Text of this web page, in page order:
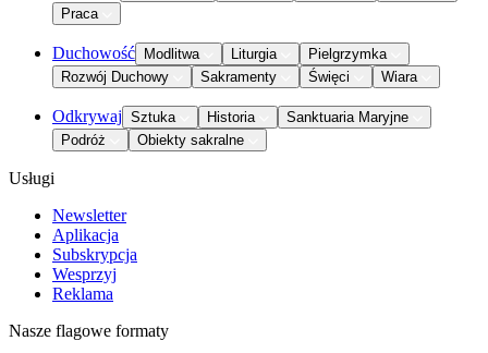
Praca
Duchowość Modlitwa Liturgia
Pielgrzymka
Rozwój Duchowy
Sakramenty Święci Wiara
Odkrywaj Sztuka Historia
Sanktuaria Maryjne
Podróż
Obiekty sakralne
Usługi
Newsletter
Aplikacja
Subskrypcja
Wesprzyj
Reklama
Nasze flagowe formaty